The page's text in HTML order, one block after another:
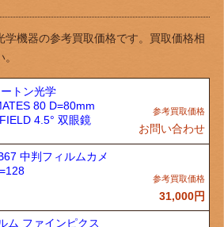
学機器の参考買取価格です。買取価格相
トン光学
80 D=80mm
4.5° 双眼鏡
お問い合わせ
中判フィルムカメ
31,000円
ム ファインピクス